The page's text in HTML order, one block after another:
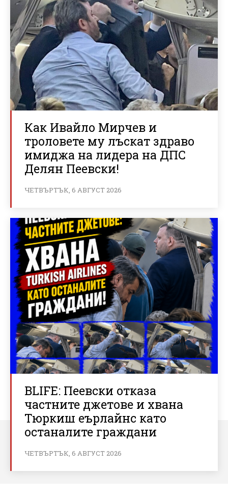
Как Ивайло Мирчев и
троловете му лъскат здраво
имиджа на лидера на ДПС
Делян Пеевски!
ЧЕТВЪРТЪК, 6 АВГУСТ 2026
BLIFE: Пеевски отказа
частните джетове и хвана
Тюркиш еърлайнс като
останалите граждани
ЧЕТВЪРТЪК, 6 АВГУСТ 2026